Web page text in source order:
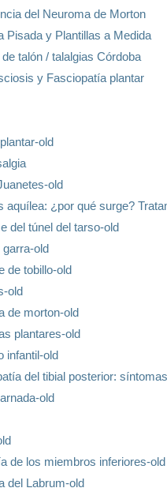
del Neuroma de Morton
Pisada y Plantillas a Medida
talón / talalgias Córdoba
y Fasciopatía plantar
old
old
aquílea: ¿por qué surge?
del túnel del tarso-old
garra-old
de tobillo-old
old
de morton-old
plantares-old
infantil-old
del tibial posterior:
old
de los miembros inferiores-old
del Labrum-old